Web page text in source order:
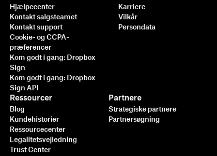
Hjælpecenter
Kontakt salgsteamet
Kontakt support
Cookie- og CCPA-
præferencer
Kom godt i gang: Dropbox
Sign
Kom godt i gang: Dropbox
Sign API
Ressourcer
Blog
Kundehistorier
Ressourcecenter
Legalitetsvejledning
Trust Center
Partnere
Strategiske partnere
Partnersøgning
Karriere
Vilkår
Persondata